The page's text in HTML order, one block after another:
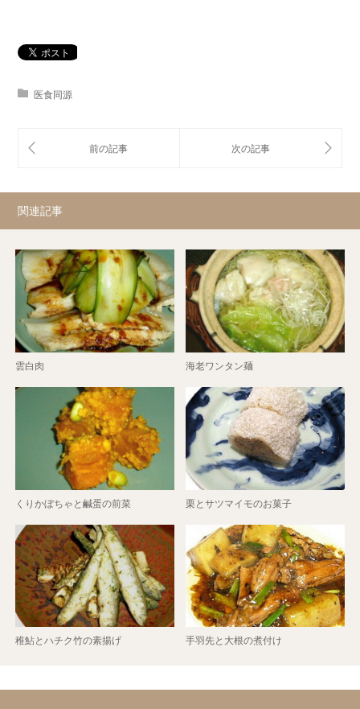
医食同源
関連記事
雲白肉 海老ワンタン麺
くりかぼちゃと鹹蛋の前菜 栗とサツマイモのお菓子
稚鮎とハチク竹の素揚げ 手羽先と大根の煮付け